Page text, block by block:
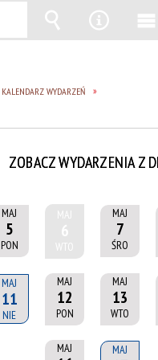
KALENDARZ WYDARZEŃ
ZOBACZ WYDARZENIA Z
MAJ
5
PON
MAJ
6
WTO
MAJ
7
ŚRO
MAJ
11
NIE
MAJ
12
PON
MAJ
13
WTO
MAJ MAJ